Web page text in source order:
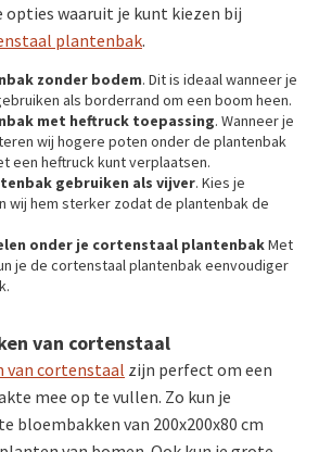
opties waaruit je kunt kiezen bij
plantenbak.
zonder bodem. Dit is ideaal wanneer je
als borderrand om een boom heen.
met heftruck toepassing. Wanneer je
wij hogere poten onder de plantenbak
een heftruck kunt verplaatsen.
gebruiken als vijver. Kies je
wij hem sterker zodat de plantenbak de
onder je cortenstaal plantenbakMet
je de cortenstaal plantenbak eenvoudiger
van cortenstaal
van cortenstaal zijn perfect om een
mee op te vullen. Zo kun je
bloembakken van 200x200x80 cm